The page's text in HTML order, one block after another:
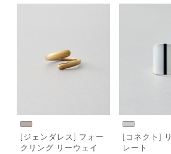
[ジェンダレス] フォー
クリング リーウェイ
[コネクト]
レート